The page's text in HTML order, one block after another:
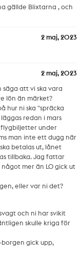
gällde Blixtarna , och
2 maj, 2023
2 maj, 2023
säga att vi ska vara
lön än märket?
hur ni ska "spräcka
redan i mars
flygbiljetter under
man inte ett dugg när
betalas ut, lånet
tillbaka. Jag fattar
mer än LO gick ut
eller var ni det?
och ni har svikit
skulle kriga för
borgen gick upp,